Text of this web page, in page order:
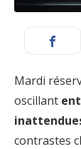
Mardi
oscillant
contrastes